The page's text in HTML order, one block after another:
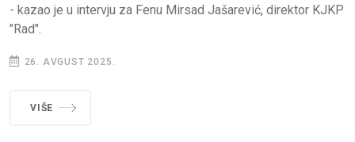
- kazao je u intervju za Fenu Mirsad Jašarević, direktor KJKP
"Rad".
26. AVGUST 2025.
VIŠE